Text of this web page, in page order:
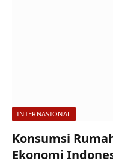
INTERNASIONAL
Konsumsi
Ekonomi